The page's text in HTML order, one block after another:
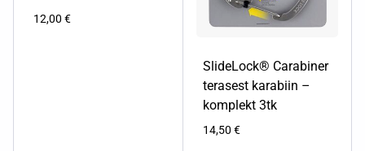
12,00 €
SlideLock® Carabiner
terasest karabiin –
komplekt 3tk
14,50 €